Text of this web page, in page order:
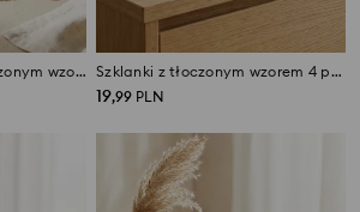
Zestaw szklanek z tłoczonym wzorem palm 4 pack Szklanki z tłoczonym wzorem 4 pack
19,99 PLN